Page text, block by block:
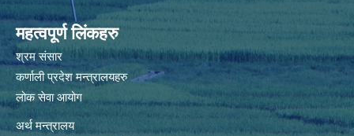
महत्वपूर्ण लिंकहरु
श्रम संसार
कर्णाली प्रदेश मन्त्रालयहरु
लोक सेवा आयोग
अर्थ मन्त्रालय